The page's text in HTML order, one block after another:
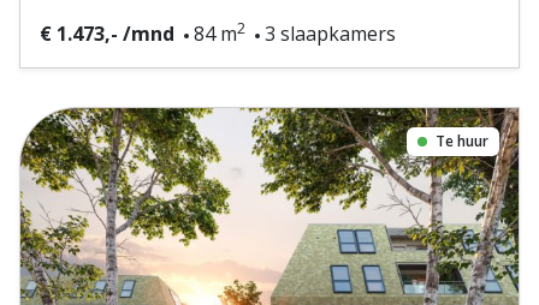
€ 1.473,- /mnd 84 m2 3 slaapkamers
Te huur